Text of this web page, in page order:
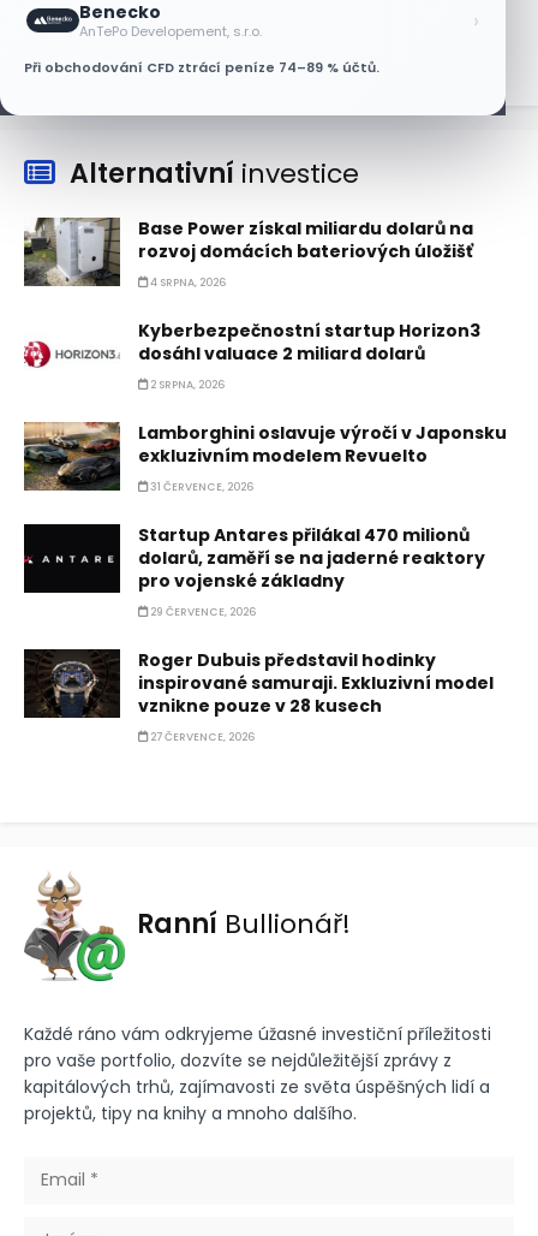
Benecko
AnTePo Developement, s.r.o. ›
Při obchodování CFD ztrácí peníze 74–89 % účtů.
7 SRPNA, 2026
Alternativní investice
Base Power získal miliardu dolarů na
rozvoj domácích bateriových úložišť
4 SRPNA, 2026
Kyberbezpečnostní startup Horizon3
dosáhl valuace 2 miliard dolarů
2 SRPNA, 2026
Lamborghini oslavuje výročí v Japonsku
exkluzivním modelem Revuelto
31 ČERVENCE, 2026
Startup Antares přilákal 470 milionů
dolarů, zaměří se na jaderné reaktory
pro vojenské základny
29 ČERVENCE, 2026
Roger Dubuis představil hodinky
inspirované samuraji. Exkluzivní model
vznikne pouze v 28 kusech
27 ČERVENCE, 2026
Ranní Bullionář!
Každé ráno vám odkryjeme úžasné investiční příležitosti
pro vaše portfolio, dozvíte se nejdůležitější zprávy z
kapitálových trhů, zajímavosti ze světa úspěšných lidí a
projektů, tipy na knihy a mnoho dalšího.